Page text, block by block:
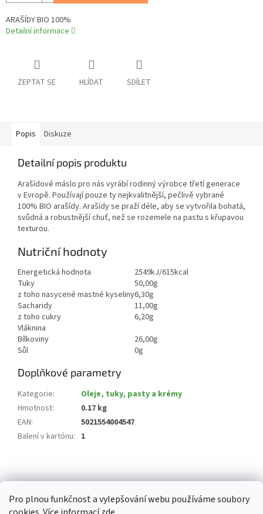
Pro plnou funkčnost a vylepšování webu používáme soubory
ARAŠÍDY BIO 100%
Detailní informace
ZEPTAT SE HLÍDAT SDÍLET
Popis Diskuze
Detailní popis produktu
Arašídové máslo pro nás vyrábí rodinný výrobce třetí generace
v Evropě. Používají pouze ty nejkvalitnější, pečlivě vybrané
100% BIO arašídy. Arašídy se praží déle, aby se vytvořila bohatá,
svůdná a robustnější chuť, než se rozemele na pastu s křupavou
texturou.
Nutriční hodnoty
Energetická hodnota
2549kJ/615kcal
Tuky
50,00g
z toho nasycené mastné kyseliny6,30g
Sacharidy
11,00g
z toho cukry
6,20g
Vláknina
Bílkoviny
26,00g
Sůl
0g
Doplňkové parametry
Kategorie:
Oleje, tuky, pasty a krémy
Hmotnost:
0.17 kg
EAN:
5021554004547
Balení v kartónu: 1
á